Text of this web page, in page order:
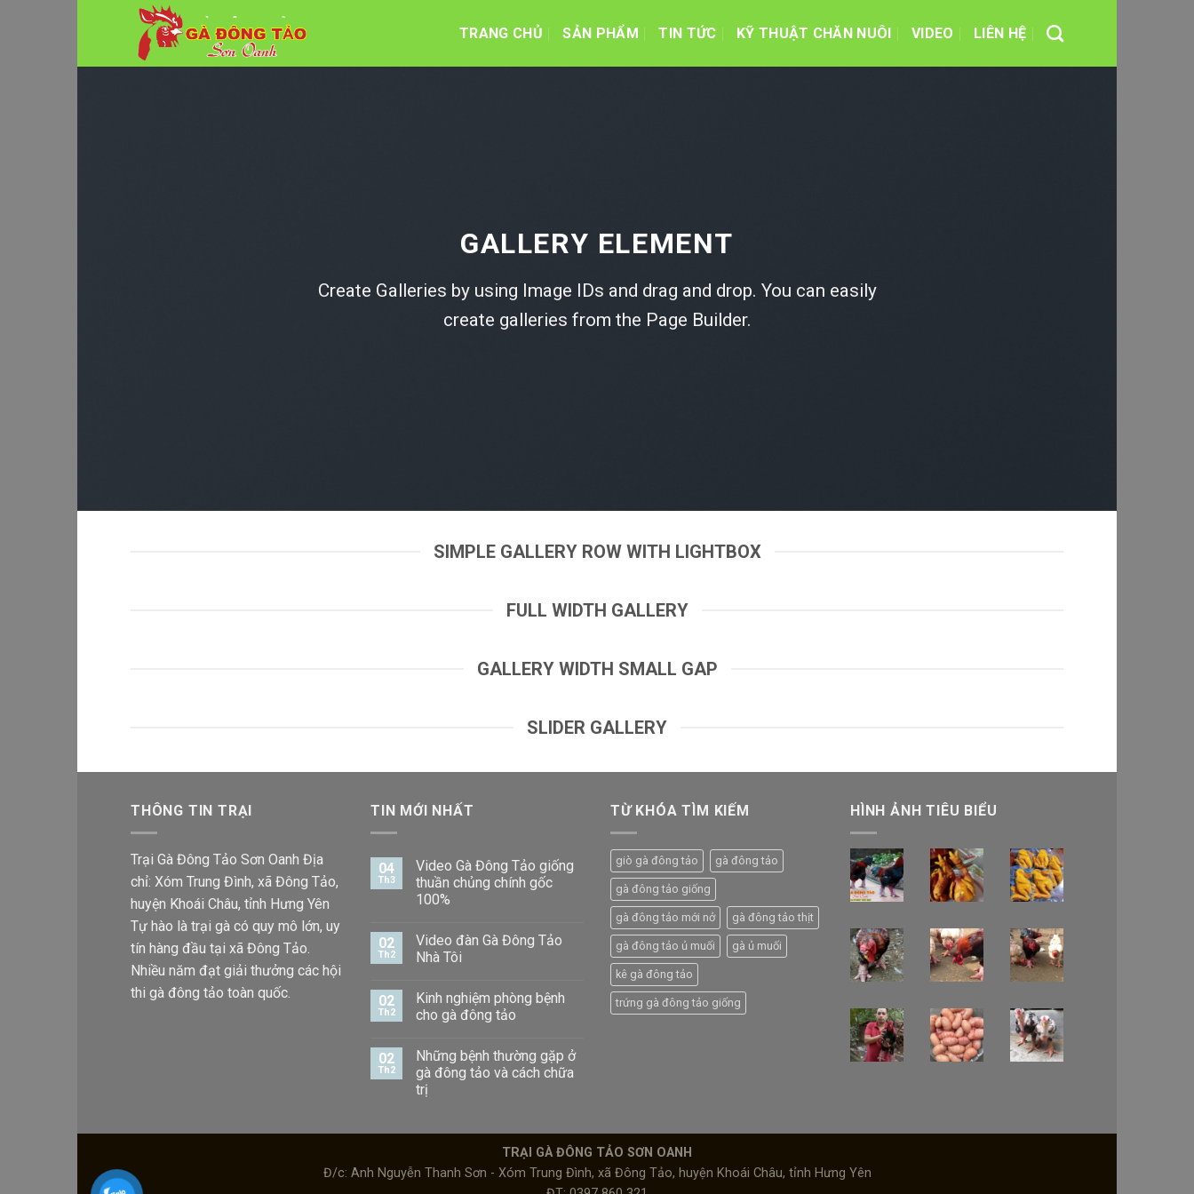
TRANG CHỦ SẢN PHẨM TIN TỨC KỸ THUẬT CHĂN NUÔI VIDEO LIÊN HỆ
GALLERY ELEMENT
Create Galleries by using Image IDs and drag and drop. You can easily
create galleries from the Page Builder.
SIMPLE GALLERY ROW WITH LIGHTBOX
FULL WIDTH GALLERY
GALLERY WIDTH SMALL GAP
SLIDER GALLERY
THÔNG TIN TRẠI
Trại Gà Đông Tảo Sơn Oanh Địa
chỉ: Xóm Trung Đình, xã Đông Tảo,
huyện Khoái Châu, tỉnh Hưng Yên
Tự hào là trại gà có quy mô lớn, uy
tín hàng đầu tại xã Đông Tảo.
Nhiều năm đạt giải thưởng các hội
thi gà đông tảo toàn quốc.
TIN MỚI NHẤT
04
Th3
Video Gà Đông Tảo giống
thuần chủng chính gốc
100%
02
Th2
Video đàn Gà Đông Tảo
Nhà Tôi
02
Th2
Kinh nghiệm phòng bệnh
cho gà đông tảo
02
Th2
Những bệnh thường gặp ở
gà đông tảo và cách chữa
trị
TỪ KHÓA TÌM KIẾM
giò gà đông tảo gà đông tảo
gà đông tảo giống
gà đông tảo mới nở gà đông tảo thịt
gà đông tảo ủ muối gà ủ muối
kê gà đông tảo
trứng gà đông tảo giống
HÌNH ẢNH TIÊU BIỂU
TRẠI GÀ ĐÔNG TẢO SƠN OANH
Đ/c: Anh Nguyễn Thanh Sơn - Xóm Trung Đình, xã Đông Tảo, huyện Khoái Châu, tỉnh Hưng Yên